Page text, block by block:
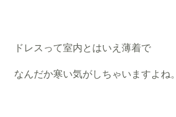
ドレスって室内とはいえ薄着で
なんだか寒い気がしちゃいますよね。